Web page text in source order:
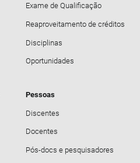
Exame de Qualificação
Reaproveitamento de créditos
Disciplinas
Oportunidades
Pessoas
Discentes
Docentes
Pós-docs e pesquisadores